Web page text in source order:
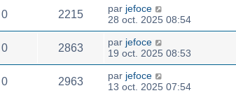
0 2215 par jefoce
28 oct. 2025 08:54
0 2863 par jefoce
19 oct. 2025 08:53
0 2963 par jefoce
13 oct. 2025 07:54